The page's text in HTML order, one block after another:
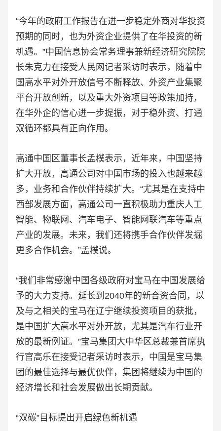
“今年的政府工作报告在进一步稳定外商对华投资
预期的同时，也为外资企业提供了在华投资的新
机遇。”中国信息协会常务理事兼新经济研究院院
长朱克力在接受人民网记者采访时表示，随着中
国高水平对外开放信号不断释放、外资产业集聚
平台开放创新，以及重大外资项目等政策加持，
在华外企的信心进一步提振，对于稳外资、打通
双循环都具有正向作用。
高通中国区董事长孟樸表示，近年来，中国坚持
扩大开放，高通公司对中国市场的投入也越来越
多，业务和合作伙伴持续扩大。“尤其是在支持中
西部发展方面，高通公司一直积极助力重庆人工
智能、物联网、汽车电子、智能网联汽车等重点
产业的发展。未来，我们还将携手合作伙伴发掘
更多合作机会。”孟樸说。
“我们非常感谢中国各级政府对宝马在中国发展给
予的大力支持。延长到2040年的新合资合同，以
及与之相关的宝马在辽宁继续投资项目的获批，
是中国扩大高水平对外开放，尤其是汽车行业开
放的最新例证。”宝马集团大中华区总裁兼首席执
行官高乐在接受记者采访时表示，中国是宝马集
团的最佳选择与最优伙伴，集团将继续为中国的
经济增长和社会发展做出长期贡献。
“双碳”目标提出开启绿色新机遇